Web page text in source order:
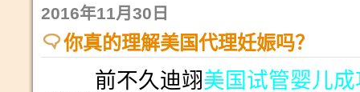
2016年11月30日
你真的理解美国代理妊娠吗？
前不久迪翊美国试管婴儿